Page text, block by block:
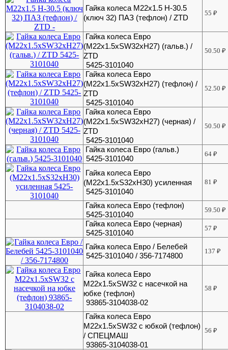
Гайка колеса M22x1.5 H-30.5
(ключ 32) ПАЗ (тефлон) / ZTD
55₽
Гайка колеса Евро
(M22x1.5xSW32xH27) (гальв.) /
ZTD
5425-3101040
50.50₽
Гайка колеса Евро
(M22x1.5xSW32xH27) (тефлон) /
ZTD
5425-3101040
52.50₽
Гайка колеса Евро
(M22x1.5xSW32xH27) (черная) /
ZTD
5425-3101040
50.50₽
Гайка колеса Евро (гальв.)
5425-3101040
64₽
Гайка колеса Евро
(М22х1.5хS32хH30) усиленная
5425-3101040
81₽
Гайка колеса Евро (тефлон)
5425-3101040
59.50₽
Гайка колеса Евро (черная)
5425-3101040
57₽
Гайка колеса Евро / Белебей
5425-3101040 / 356-7174800
137₽
Гайка колеса Евро
М22х1.5хSW32 с насечкой на
юбке (тефлон)
93865-3104038-02
58₽
Гайка колеса Евро
М22х1.5хSW32 с юбкой (тефлон)
/ СПЕЦМАШ
93865-3104038-01
56₽